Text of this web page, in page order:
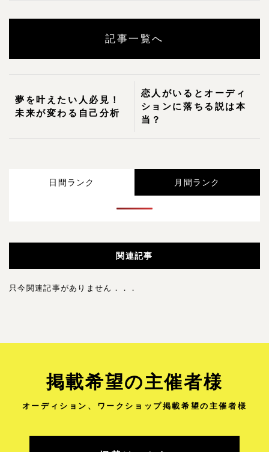
記事一覧へ
夢を叶えたい人必見！
未来が変わる自己分析
恋人がいるとオーディ
ションに落ちる説は本
当？
日間ランク 月間ランク
関連記事
只今関連記事がありません．．．
掲載希望の主催者様
オーディション、ワークショップ掲載希望の主催者様